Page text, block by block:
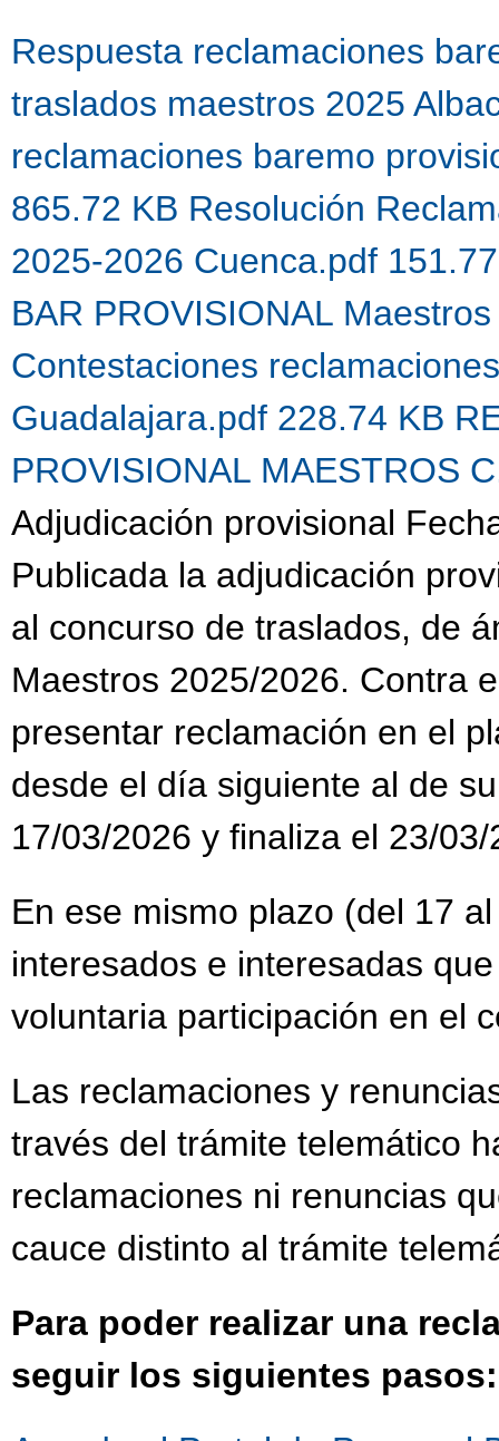
Respuesta reclamaciones
traslados maestros 2025
reclamaciones baremo
865.72 KB Resolución
2025-2026 Cuenca.pdf
BAR PROVISIONAL
Contestaciones
Guadalajara.pdf 228.74 KB
PROVISIONAL MAESTROS
Adjudicación provisional
Publicada la adjudicación
al concurso de traslados, de
Maestros 2025/2026. Contra
presentar reclamación en el
desde el día siguiente al de
17/03/2026 y finaliza el 23/
En ese mismo plazo (del 17
interesados e interesadas
voluntaria participación en el
Las reclamaciones y
través del trámite telemático
reclamaciones ni renuncias
cauce distinto al trámite
Para poder realizar una
seguir los siguientes pasos: